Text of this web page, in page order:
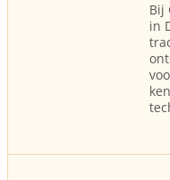
Bij
in